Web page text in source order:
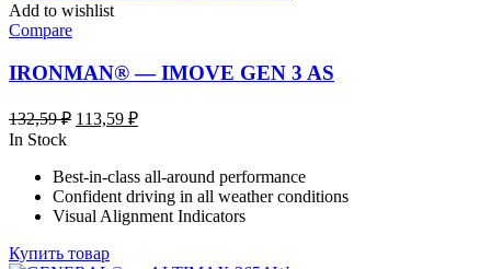
Add to wishlist
Compare
IRONMAN® — IMOVE GEN 3 AS
132,59₽ Первоначальная
132,59 ₽.
113,59 ₽Текущая
In Stock
Best-in-class all-around performance
Confident driving in all weather conditions
Visual Alignment Indicators
Купить товар